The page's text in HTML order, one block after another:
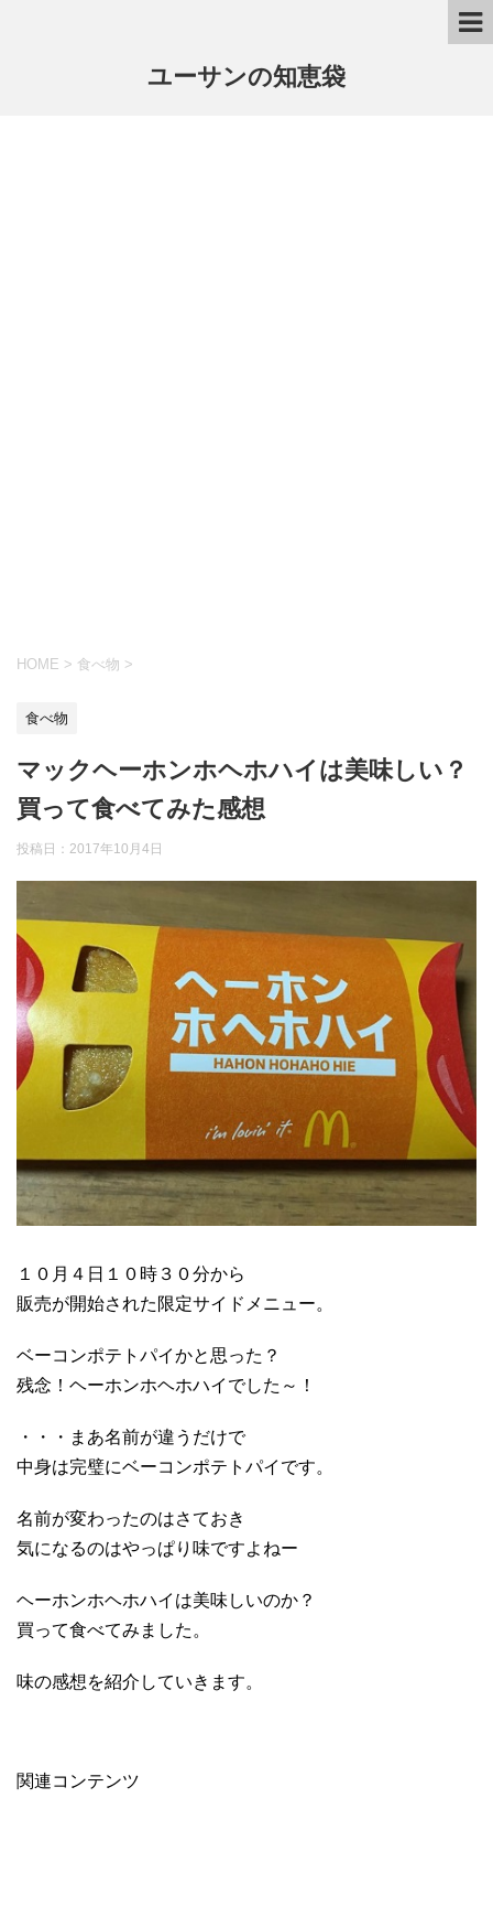
ユーサンの知恵袋
HOME > 食べ物 >
食べ物
マックヘーホンホヘホハイは美味しい？
買って食べてみた感想
投稿日： 2017年10月4日
１０月４日１０時３０分から
販売が開始された限定サイドメニュー。
ベーコンポテトパイかと思った？
残念！ヘーホンホヘホハイでした～！
・・・まあ名前が違うだけで
中身は完璧にベーコンポテトパイです。
名前が変わったのはさておき
気になるのはやっぱり味ですよねー
ヘーホンホヘホハイは美味しいのか？
買って食べてみました。
味の感想を紹介していきます。
関連コンテンツ